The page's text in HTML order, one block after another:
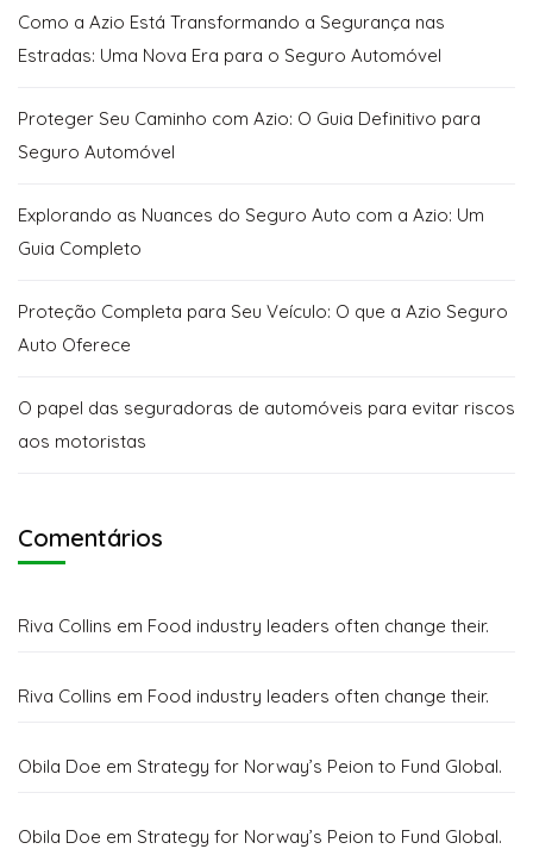
Como a Azio Está Transformando a Segurança nas
Estradas: Uma Nova Era para o Seguro Automóvel
Proteger Seu Caminho com Azio: O Guia Definitivo para
Seguro Automóvel
Explorando as Nuances do Seguro Auto com a Azio: Um
Guia Completo
Proteção Completa para Seu Veículo: O que a Azio Seguro
Auto Oferece
O papel das seguradoras de automóveis para evitar riscos
aos motoristas
Comentários
Riva Collins em Food industry leaders often change their.
Riva Collins em Food industry leaders often change their.
Obila Doe em Strategy for Norway’s Peion to Fund Global.
Obila Doe em Strategy for Norway’s Peion to Fund Global.